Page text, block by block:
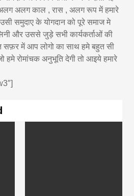
अलग अलग काल , रास , अलग रूप में हमारे
समुदाए के योगदान को पूरे समाज मे
और उससे जुड़े सभी कार्यकर्ताओं की
में आप लोगो का साथ हमे बहुत सी
हमे रोमांचक अनुभूति देगी तो आइये हमारे